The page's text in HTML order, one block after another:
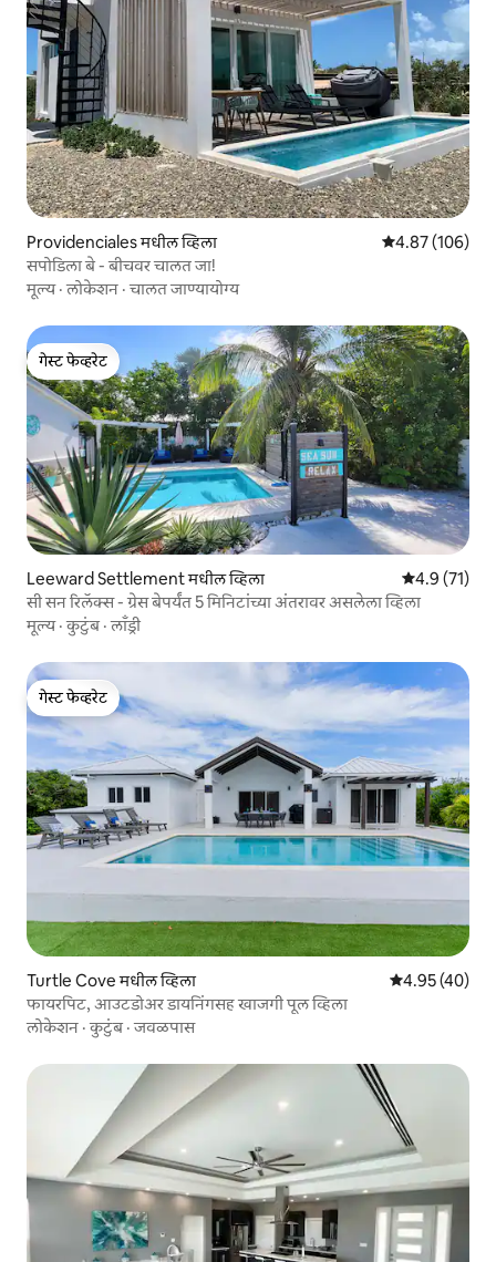
Providenciales मधील व्हिला 5 पैकी 4.87
4.87 (106)
सपोडिला बे - बीचवर चालत जा!
मूल्य·लोकेशन ·चालत जाण्यायोग्य
गेस्ट फेव्हरेट
गेस्ट फेव्हरेट
Leeward Settlement मधील व्हिला 5 पैकी 4.9
4.9 (71)
सी सन रिलॅक्स - ग्रेस बेपर्यंत 5 मिनिटांच्या अंतरावर असलेला व्हिला
मूल्य·कुटुंब·लाँड्री
गेस्ट फेव्हरेट
गेस्ट फेव्हरेट
Turtle Cove मधील व्हिला 5 पैकी 4.95
4.95 (40)
फायरपिट, आउटडोअर डायनिंगसह खाजगी पूल व्हिला
लोकेशन ·कुटुंब·जवळपास